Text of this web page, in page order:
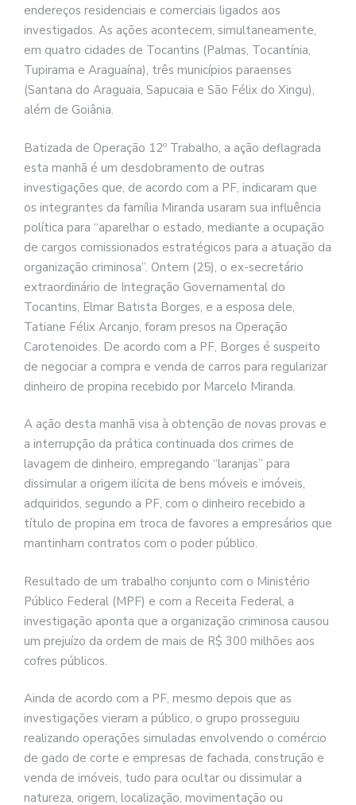
endereços residenciais e comerciais ligados aos
investigados. As ações acontecem, simultaneamente,
em quatro cidades de Tocantins (Palmas, Tocantínia,
Tupirama e Araguaína), três municípios paraenses
(Santana do Araguaia, Sapucaia e São Félix do Xingu),
além de Goiânia.
Batizada de Operação 12º Trabalho, a ação deflagrada
esta manhã é um desdobramento de outras
investigações que, de acordo com a PF, indicaram que
os integrantes da família Miranda usaram sua influência
política para “aparelhar o estado, mediante a ocupação
de cargos comissionados estratégicos para a atuação da
organização criminosa”. Ontem (25), o ex-secretário
extraordinário de Integração Governamental do
Tocantins, Elmar Batista Borges, e a esposa dele,
Tatiane Félix Arcanjo, foram presos na Operação
Carotenoides. De acordo com a PF, Borges é suspeito
de negociar a compra e venda de carros para regularizar
dinheiro de propina recebido por Marcelo Miranda.
A ação desta manhã visa à obtenção de novas provas e
a interrupção da prática continuada dos crimes de
lavagem de dinheiro, empregando “laranjas” para
dissimular a origem ilícita de bens móveis e imóveis,
adquiridos, segundo a PF, com o dinheiro recebido a
título de propina em troca de favores a empresários que
mantinham contratos com o poder público.
Resultado de um trabalho conjunto com o Ministério
Público Federal (MPF) e com a Receita Federal, a
investigação aponta que a organização criminosa causou
um prejuízo da ordem de mais de R$ 300 milhões aos
cofres públicos.
Ainda de acordo com a PF, mesmo depois que as
investigações vieram a público, o grupo prosseguiu
realizando operações simuladas envolvendo o comércio
de gado de corte e empresas de fachada, construção e
venda de imóveis, tudo para ocultar ou dissimular a
natureza, origem, localização, movimentação ou